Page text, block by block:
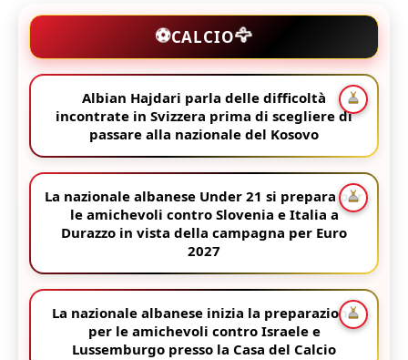
⚽CALCIO🦅
Albian Hajdari parla delle difficoltà
incontrate in Svizzera prima di scegliere di
passare alla nazionale del Kosovo
La nazionale albanese Under 21 si prepara per
le amichevoli contro Slovenia e Italia a
Durazzo in vista della campagna per Euro
2027
La nazionale albanese inizia la preparazione
per le amichevoli contro Israele e
Lussemburgo presso la Casa del Calcio